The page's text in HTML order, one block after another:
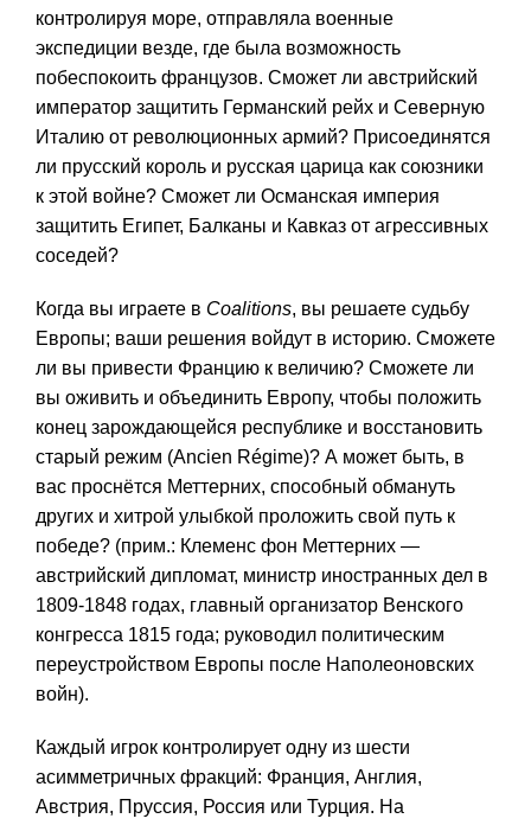
контролируя море, отправляла военные
экспедиции везде, где была возможность
побеспокоить французов. Сможет ли австрийский
император защитить Германский рейх и Северную
Италию от революционных армий? Присоединятся
ли прусский король и русская царица как союзники
к этой войне? Сможет ли Османская империя
защитить Египет, Балканы и Кавказ от агрессивных
соседей?
Когда вы играете в Coalitions, вы решаете судьбу
Европы; ваши решения войдут в историю. Сможете
ли вы привести Францию ​​к величию? Сможете ли
вы оживить и объединить Европу, чтобы положить
конец зарождающейся республике и восстановить
старый режим (Ancien Régime)? А может быть, в
вас проснётся Меттерних, способный обмануть
других и хитрой улыбкой проложить свой путь к
победе? (прим.: Клеменс фон Меттерних —
австрийский дипломат, министр иностранных дел в
1809-1848 годах, главный организатор Венского
конгресса 1815 года; руководил политическим
переустройством Европы после Наполеоновских
войн).
Каждый игрок контролирует одну из шести
асимметричных фракций: Франция, Англия,
Австрия, Пруссия, Россия или Турция. На